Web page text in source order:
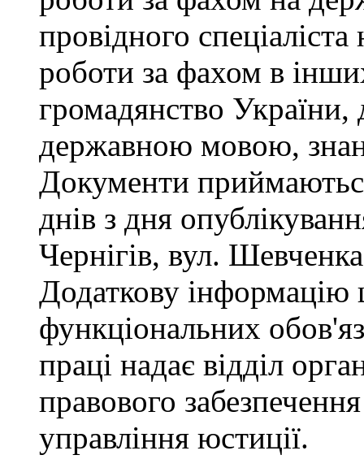
провідного
роботи за фахом в
громадянство України,
державною мовою,
Документи
днів з дня
Чернігів, вул.
Додаткову
функціональних
праці надає відділ
правового
управління юстиції.